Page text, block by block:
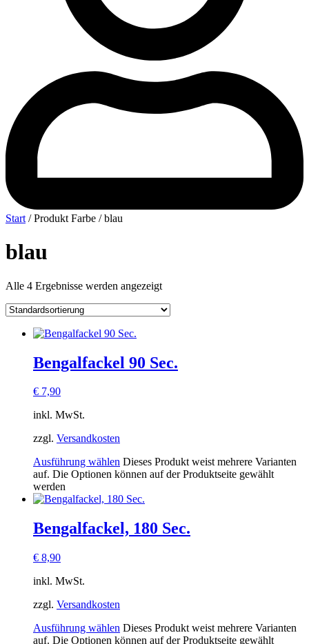
Start / Produkt Farbe / blau
blau
Alle 4 Ergebnisse werden angezeigt
Bengalfackel 90 Sec.
€ 7,90
inkl. MwSt.
zzgl. Versandkosten
Ausführung wählen Dieses Produkt weist mehrere Varianten
auf. Die Optionen können auf der Produktseite gewählt
werden
Bengalfackel, 180 Sec.
€ 8,90
inkl. MwSt.
zzgl. Versandkosten
Ausführung wählen Dieses Produkt weist mehrere Varianten
auf. Die Optionen können auf der Produktseite gewählt